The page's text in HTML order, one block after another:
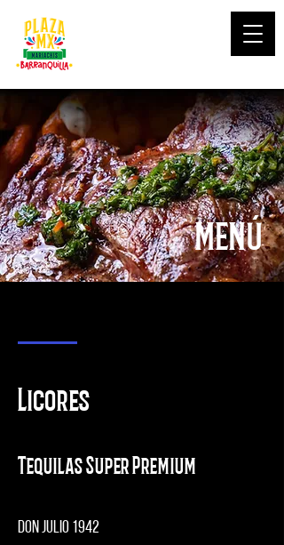
menú
Licores
Tequilas Super Premium
DON JULIO 1942